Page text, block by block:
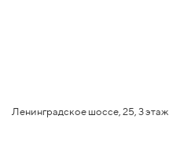
Ленинградское шоссе, 25, 3 этаж